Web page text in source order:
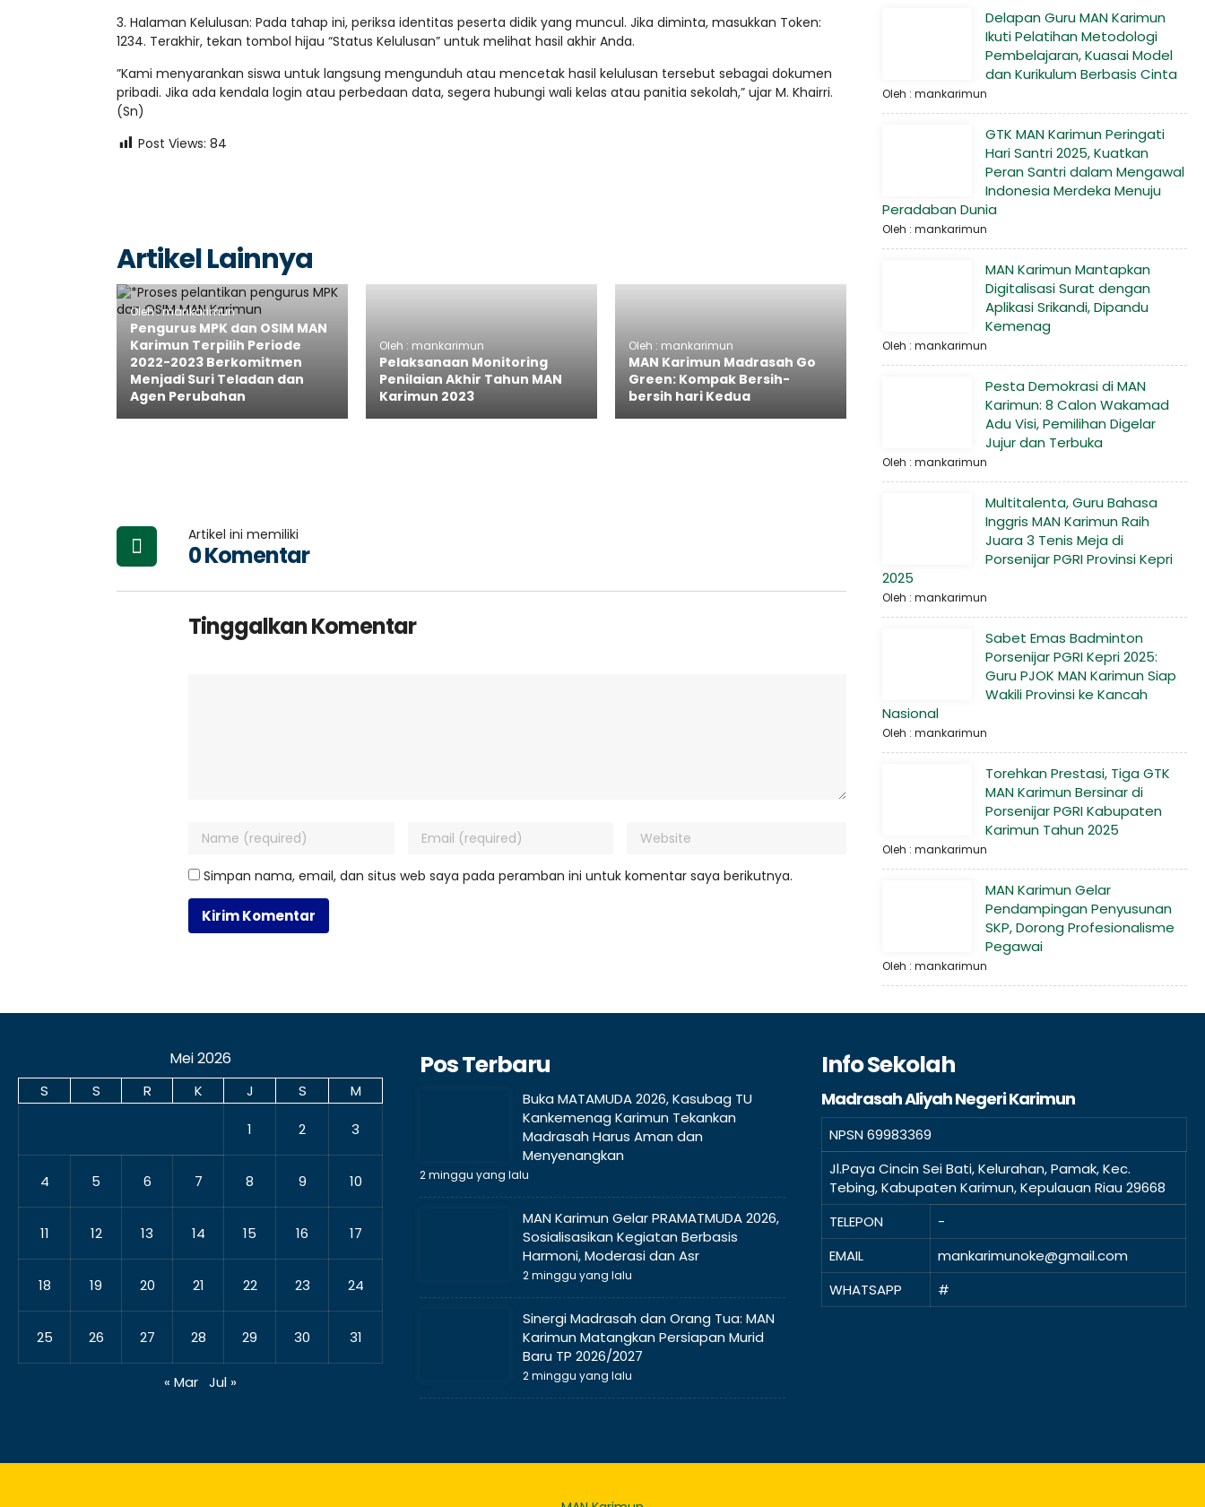
3. ​Halaman Kelulusan: Pada tahap ini, periksa identitas peserta didik yang muncul. Jika diminta, masukkan Token:
1234. Terakhir, tekan tombol hijau “Status Kelulusan” untuk melihat hasil akhir Anda.
​”Kami menyarankan siswa untuk langsung mengunduh atau mencetak hasil kelulusan tersebut sebagai dokumen
pribadi. Jika ada kendala login atau perbedaan data, segera hubungi wali kelas atau panitia sekolah,” ujar M. Khairri.
(Sn)
Post Views: 84
Artikel Lainnya
Oleh : mankarimun
Pengurus MPK dan OSIM MAN
Karimun Terpilih Periode
2022-2023 Berkomitmen
Menjadi Suri Teladan dan
Agen Perubahan
Oleh : mankarimun
Pelaksanaan Monitoring
Penilaian Akhir Tahun MAN
Karimun 2023
Oleh : mankarimun
MAN Karimun Madrasah Go
Green: Kompak Bersih-
bersih hari Kedua
Artikel ini memiliki
0 Komentar
Tinggalkan Komentar
Simpan nama, email, dan situs web saya pada peramban ini untuk komentar saya berikutnya.
Delapan Guru MAN Karimun
Ikuti Pelatihan Metodologi
Pembelajaran, Kuasai Model
dan Kurikulum Berbasis Cinta
Oleh : mankarimun
GTK MAN Karimun Peringati
Hari Santri 2025, Kuatkan
Peran Santri dalam Mengawal
Indonesia Merdeka Menuju
Peradaban Dunia
Oleh : mankarimun
MAN Karimun Mantapkan
Digitalisasi Surat dengan
Aplikasi Srikandi, Dipandu
Kemenag
Oleh : mankarimun
Pesta Demokrasi di MAN
Karimun: 8 Calon Wakamad
Adu Visi, Pemilihan Digelar
Jujur dan Terbuka
Oleh : mankarimun
Multitalenta, Guru Bahasa
Inggris MAN Karimun Raih
Juara 3 Tenis Meja di
Porsenijar PGRI Provinsi Kepri
2025
Oleh : mankarimun
Sabet Emas Badminton
Porsenijar PGRI Kepri 2025:
Guru PJOK MAN Karimun Siap
Wakili Provinsi ke Kancah
Nasional
Oleh : mankarimun
Torehkan Prestasi, Tiga GTK
MAN Karimun Bersinar di
Porsenijar PGRI Kabupaten
Karimun Tahun 2025
Oleh : mankarimun
MAN Karimun Gelar
Pendampingan Penyusunan
SKP, Dorong Profesionalisme
Pegawai
Oleh : mankarimun
Mei 2026
S S R K J S M
1 2 3
4 5 6 7 8 9 10
11 12 13 14 15 16 17
18 19 20 21 22 23 24
25 26 27 28 29 30 31
« Mar Jul »
Pos Terbaru
Buka MATAMUDA 2026, Kasubag TU
Kankemenag Karimun Tekankan
Madrasah Harus Aman dan
Menyenangkan
2 minggu yang lalu
MAN Karimun Gelar PRAMATMUDA 2026,
Sosialisasikan Kegiatan Berbasis
Harmoni, Moderasi dan Asr
2 minggu yang lalu
Sinergi Madrasah dan Orang Tua: MAN
Karimun Matangkan Persiapan Murid
Baru TP 2026/2027
2 minggu yang lalu
Info Sekolah
Madrasah Aliyah Negeri Karimun
NPSN69983369
Jl.Paya Cincin Sei Bati, Kelurahan, Pamak, Kec.
Tebing, Kabupaten Karimun, Kepulauan Riau 29668
TELEPON
-
EMAIL
mankarimunoke@gmail.com
WHATSAPP
#